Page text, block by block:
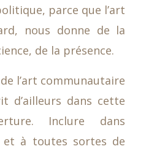
parce que l’art
nous donne de la
de la présence.
l’art communautaire
d’ailleurs dans cette
Inclure dans
et à toutes sortes de